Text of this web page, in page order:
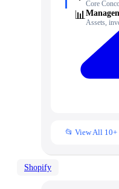
Core
📊
Assets,
📂 View All 10+
Shopify